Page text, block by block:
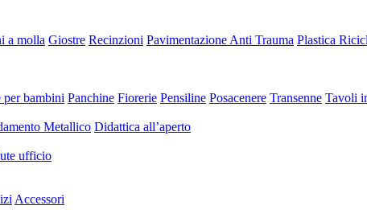
a molla Giostre Recinzioni Pavimentazione Anti Trauma Plastica
per bambini Panchine Fiorerie Pensiline Posacenere Transenne Tavoli
Metallico Didattica all’aperto
ufficio
Accessori